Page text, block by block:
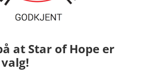
at Star of Hope er